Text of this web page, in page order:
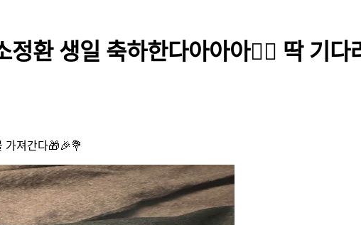
환 생일 축하한다아아아❤️‍🔥 딱 기
가져간다🎁🎉💐